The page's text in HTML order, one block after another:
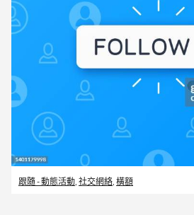
跟隨 - 動態活動 社交網絡 橫額